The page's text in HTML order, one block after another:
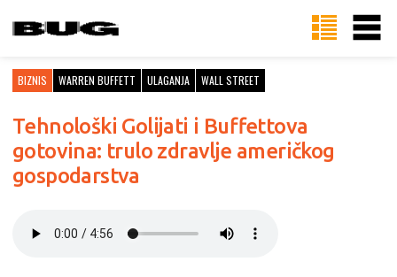
BIZNIS WARREN BUFFETT ULAGANJA WALL STREET
Tehnološki Golijati i Buffettova
gotovina: trulo zdravlje američkog
gospodarstva